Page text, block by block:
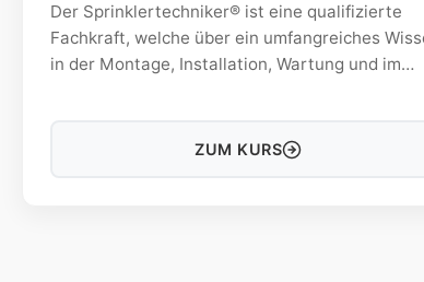
Der Sprinklertechniker® ist eine qualifizierte
Fachkraft, welche über ein umfangreiches
in der Montage, Installation, Wartung und im
ZUM KURS